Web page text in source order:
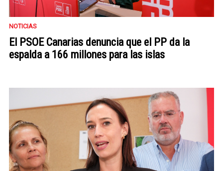
NOTICIAS
El PSOE Canarias denuncia que el PP da la
espalda a 166 millones para las islas